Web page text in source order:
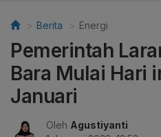
Berita Energi
Pemerintah
Bara Mulai Hari
Januari
Oleh Agustiyanti